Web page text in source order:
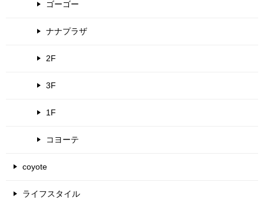
ゴーゴー
ナナプラザ
2F
3F
1F
コヨーテ
coyote
ライフスタイル